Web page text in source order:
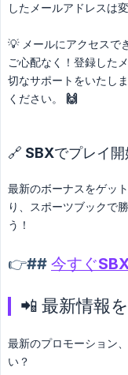
したメールアドレスは
💡 メールにアクセスで
ご心配なく！登録した
切なサポートをいたし
ください。 🙌
🔗 SBXでプレイ
最新のボーナスをゲッ
り、スポーツブックで
う！
👉## 今すぐ
📲 最新情報
最新のプロモーション
い？